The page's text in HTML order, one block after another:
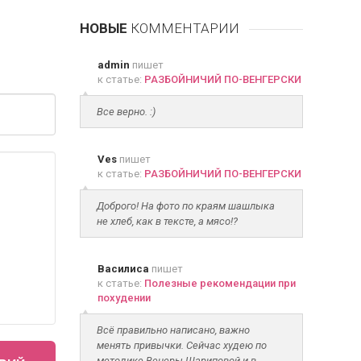
НОВЫЕ КОММЕНТАРИИ
admin пишет
к статье: РАЗБОЙНИЧИЙ ПО-ВЕНГЕРСКИ
Все верно. :)
Vesпишет
к статье: РАЗБОЙНИЧИЙ ПО-ВЕНГЕРСКИ
Доброго! На фото по краям шашлыка
не хлеб, как в тексте, а мясо!?
Василиса пишет
к статье: Полезные рекомендации при
похудении
Всё правильно написано, важно
менять привычки. Сейчас худею по